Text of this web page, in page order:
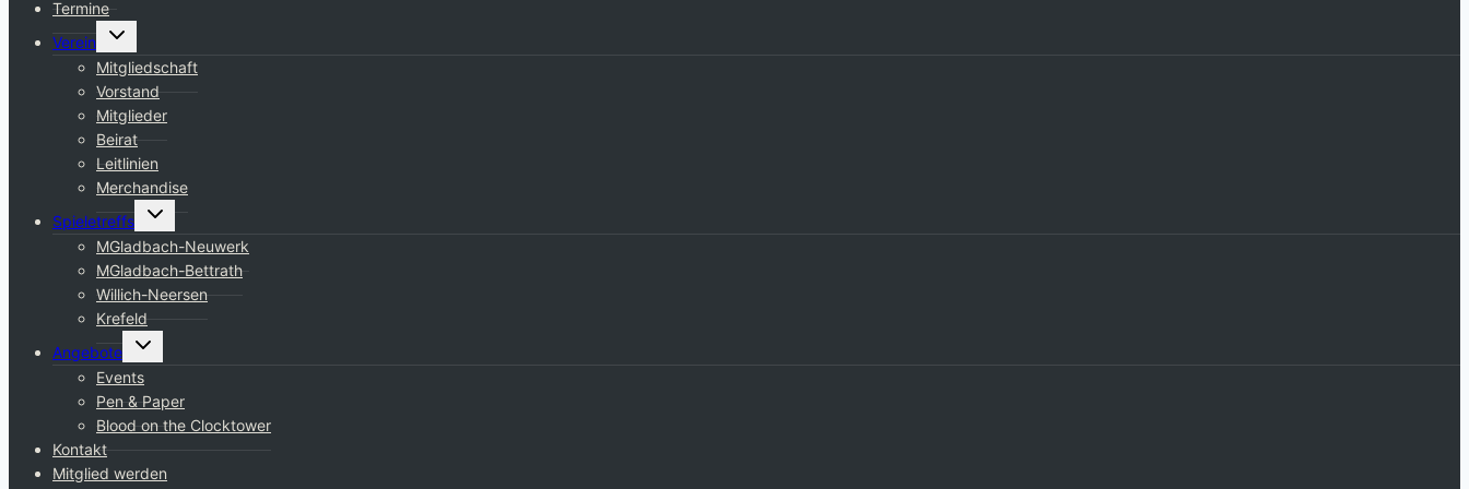
Termine
Verein
Untermenü
Mitgliedschaft
Vorstand
Mitglieder
Beirat
Leitlinien
Merchandise
Spieletreffs
Untermenü
MGladbach-Neuwerk
MGladbach-Bettrath
Willich-Neersen
Krefeld
Angebote
Untermenü
Events
Pen & Paper
Blood on the Clocktower
Kontakt
Mitglied werden